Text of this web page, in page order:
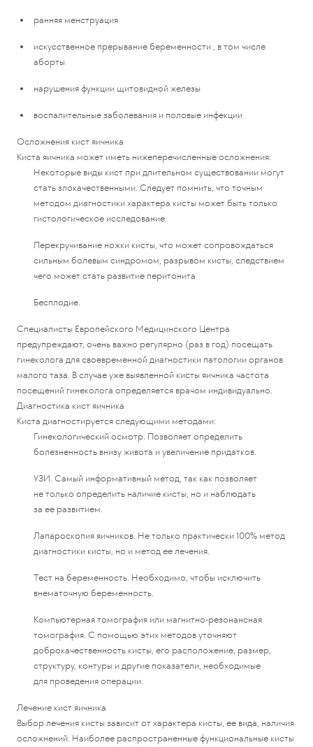
ранняя менструация
искусственное прерывание беременности , в том числе
аборты
нарушения функции щитовидной железы
воспалительные заболевания и половые инфекции
Осложнения кист яичника
Киста яичника может иметь нижеперечисленные осложнения:
Некоторые виды кист при длительном существовании могут
стать злокачественными. Следует помнить, что точным
методом диагностики характера кисты может быть только
гистологическое исследование.
Перекручивание ножки кисты, что может сопровождаться
сильным болевым синдромом, разрывом кисты, следствием
чего может стать развитие перитонита
Бесплодие.
Специалисты Европейского Медицинского Центра
предупреждают, очень важно регулярно (раз в год) посещать
гинеколога для своевременной диагностики патологии органов
малого таза. В случае уже выявленной кисты яичника частота
посещений гинеколога определяется врачом индивидуально.
Диагностика кист яичника
Киста диагностируется следующими методами:
Гинекологический осмотр. Позволяет определить
болезненность внизу живота и увеличение придатков.
УЗИ. Самый информативный метод, так как позволяет
не только определить наличие кисты, но и наблюдать
за ее развитием.
Лапароскопия яичников. Не только практически 100% метод
диагностики кисты, но и метод ее лечения.
Тест на беременность. Необходимо, чтобы исключить
внематочную беременность.
Компьютерная томография или магнитно-резонансная
томография. С помощью этих методов уточняют
доброкачественность кисты, его расположение, размер,
структуру, контуры и другие показатели, необходимые
для проведения операции.
Лечение кист яичника
Выбор лечения кисты зависит от характера кисты, ее вида, наличия
осложнений. Наиболее распространенные функциональные кисты